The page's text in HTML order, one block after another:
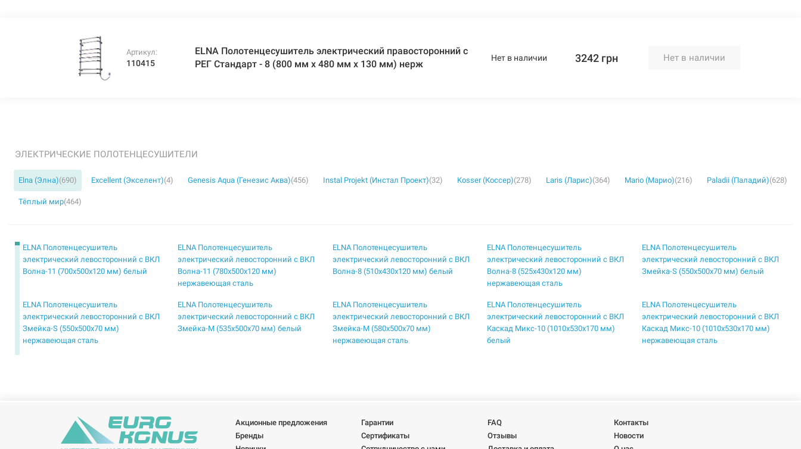
Артикул:
110415
ELNA Полотенцесушитель электрический правосторонний с
РЕГ Стандарт - 8 (800 мм х 480 мм х 130 мм) нерж
Нет в наличии 3242 грн Нет в наличии
ЭЛЕКТРИЧЕСКИЕ ПОЛОТЕНЦЕСУШИТЕЛИ
Elna (Элна)(690) Excellent (Экселент)(4) Genesis Aqua (Генезис Аква)(456) Instal Projekt (Инстал Проект)(32) Kosser (Коссер)(278) Laris (Ларис)(364) Mario (Марио)(216) Paladii (Паладий)(628)
Тёплый мир(464)
ELNA Полотенцесушитель
электрический левосторонний с ВКЛ
Волна-11 (700х500х120 мм) белый
ELNA Полотенцесушитель
электрический левосторонний с ВКЛ
Волна-11 (780х500х120 мм)
нержавеющая сталь
ELNA Полотенцесушитель
электрический левосторонний с ВКЛ
Волна-8 (510х430х120 мм) белый
ELNA Полотенцесушитель
электрический левосторонний с ВКЛ
Волна-8 (525х430х120 мм)
нержавеющая сталь
ELNA Полотенцесушитель
электрический левосторонний с ВКЛ
Змейка-S (550х500х70 мм) белый
ELNA Полотенцесушитель
электрический левосторонний с ВКЛ
Змейка-S (550х500х70 мм)
нержавеющая сталь
ELNA Полотенцесушитель
электрический левосторонний с ВКЛ
Змейка-М (535х500х70 мм) белый
ELNA Полотенцесушитель
электрический левосторонний с ВКЛ
Змейка-М (580х500х70 мм)
нержавеющая сталь
ELNA Полотенцесушитель
электрический левосторонний с ВКЛ
Каскад Микс-10 (1010х530х170 мм)
белый
ELNA Полотенцесушитель
электрический левосторонний с ВКЛ
Каскад Микс-10 (1010х530х170 мм)
нержавеющая сталь
ELNA Полотенцесушитель
электрический левосторонний с ВКЛ
Каскад Микс-8 (810х530х180 мм)
ELNA Полотенцесушитель
электрический левосторонний с ВКЛ
Каскад Микс-9 (905х530х165 мм)
ELNA Полотенцесушитель
электрический левосторонний с ВКЛ
Каскад Микс-9 (910х530х190 мм)
ELNA Полотенцесушитель
электрический левосторонний с ВКЛ
ELNA Полотенцесушитель
Акционные предложения Гарантии FAQ
Контакты
Бренды
Сертификаты Отзывы
Новости